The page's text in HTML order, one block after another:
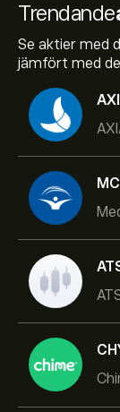
Trendande
Se aktier med
jämfört med